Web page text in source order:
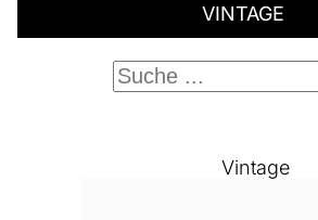
VINTAGE
Vintage